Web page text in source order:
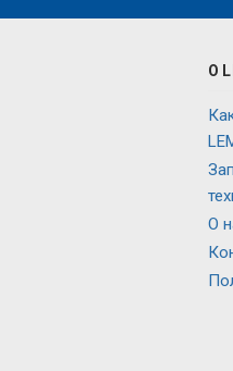
О
О